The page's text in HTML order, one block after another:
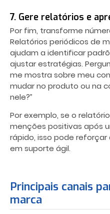
7. Gere relatórios e
Por fim, transforme
Relatórios periódicos de
ajudam a identificar
ajustar estratégias.
me mostra sobre meu
mudar no produto ou na
nele?”
Por exemplo, se o
menções positivas após
rápido, isso pode
em suporte ágil.
Principais canais
marca